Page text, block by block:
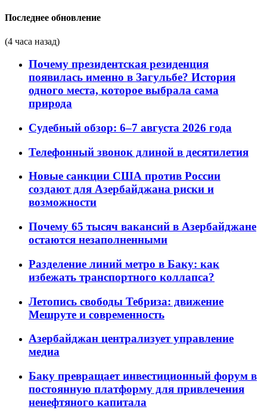
Последнее обновление
(4 часа назад)
Почему президентская резиденция
появилась именно в Загульбе? История
одного места, которое выбрала сама
природа
Судебный обзор: 6–7 августа 2026 года
Телефонный звонок длиной в десятилетия
Новые санкции США против России
создают для Азербайджана риски и
возможности
Почему 65 тысяч вакансий в Азербайджане
остаются незаполненными
Разделение линий метро в Баку: как
избежать транспортного коллапса?
Летопись свободы Тебриза: движение
Мешруте и современность
Азербайджан централизует управление
медиа
Баку превращает инвестиционный форум в
постоянную платформу для привлечения
ненефтяного капитала